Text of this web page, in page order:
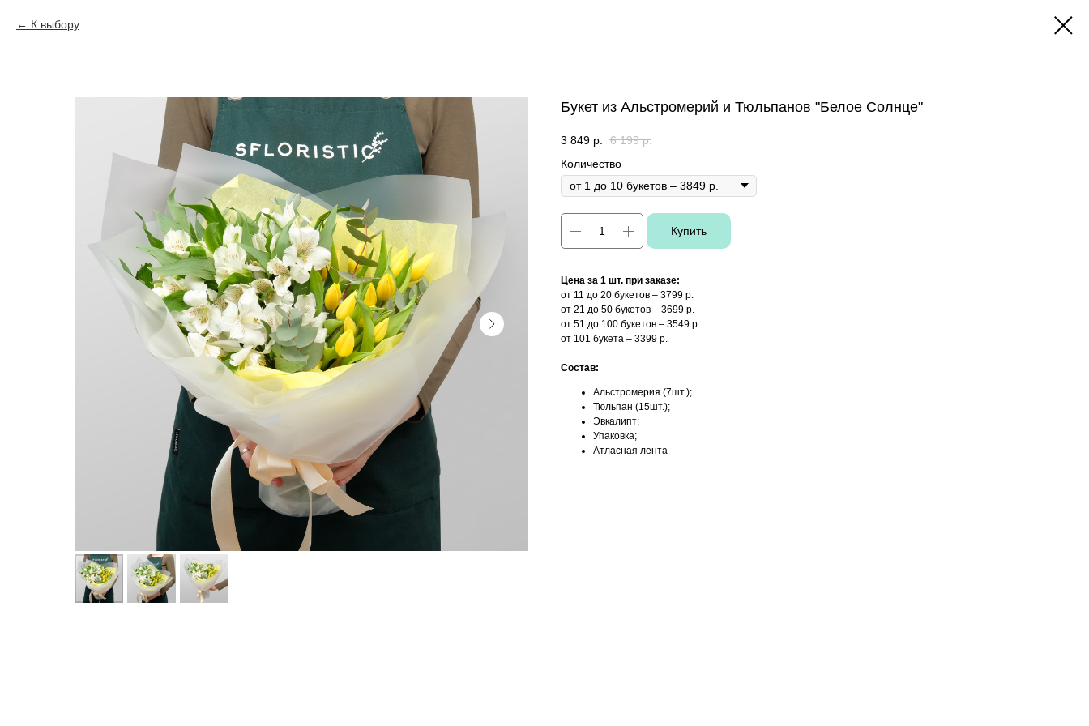
К выбору
Букет из Альстромерий и Тюльпанов "Белое Солнце"
3 849 р. 6 199 р.
Количество
Купить
Цена за 1 шт. при заказе:
от 11 до 20 букетов – 3799 р.
от 21 до 50 букетов – 3699 р.
от 51 до 100 букетов – 3549 р.
от 101 букета – 3399 р.
Состав:
Альстромерия (7шт.);
Тюльпан (15шт.);
Эвкалипт;
Упаковка;
Атласная лента